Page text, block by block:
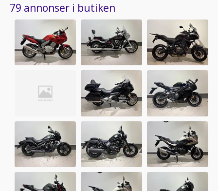
79 annonser i butiken